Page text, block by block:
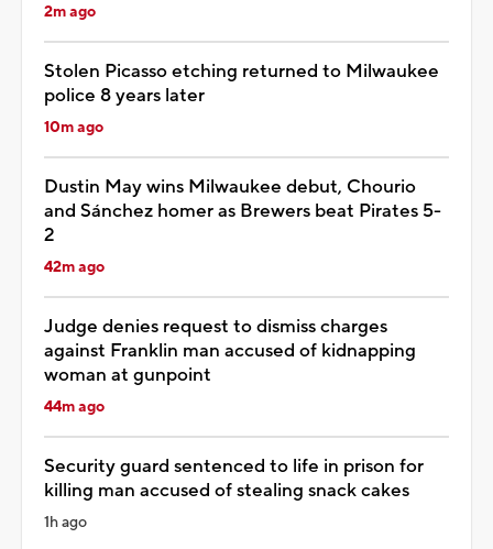
2m ago
Stolen Picasso etching returned to Milwaukee
police 8 years later
10m ago
Dustin May wins Milwaukee debut, Chourio
and Sánchez homer as Brewers beat Pirates 5-
2
42m ago
Judge denies request to dismiss charges
against Franklin man accused of kidnapping
woman at gunpoint
44m ago
Security guard sentenced to life in prison for
killing man accused of stealing snack cakes
1h ago